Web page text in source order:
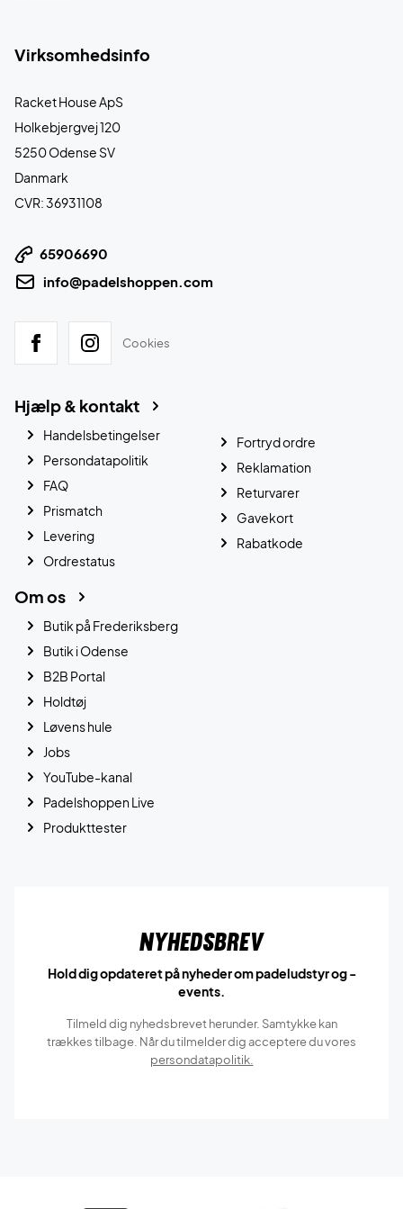
Virksomhedsinfo
Racket House ApS
Holkebjergvej 120
5250 Odense SV
Danmark
CVR: 36931108
65906690
info@padelshoppen.com
Cookies
Hjælp & kontakt
Handelsbetingelser
Persondatapolitik
FAQ
Prismatch
Levering
Ordrestatus
Fortryd ordre
Reklamation
Returvarer
Gavekort
Rabatkode
Om os
Butik på Frederiksberg
Butik i Odense
B2B Portal
Holdtøj
Løvens hule
Jobs
YouTube-kanal
Padelshoppen Live
Produkttester
Nyhedsbrev
Hold dig opdateret på nyheder om padeludstyr og -
events.
Tilmeld dig nyhedsbrevet herunder. Samtykke kan
trækkes tilbage. Når du tilmelder dig acceptere du vores
persondatapolitik.